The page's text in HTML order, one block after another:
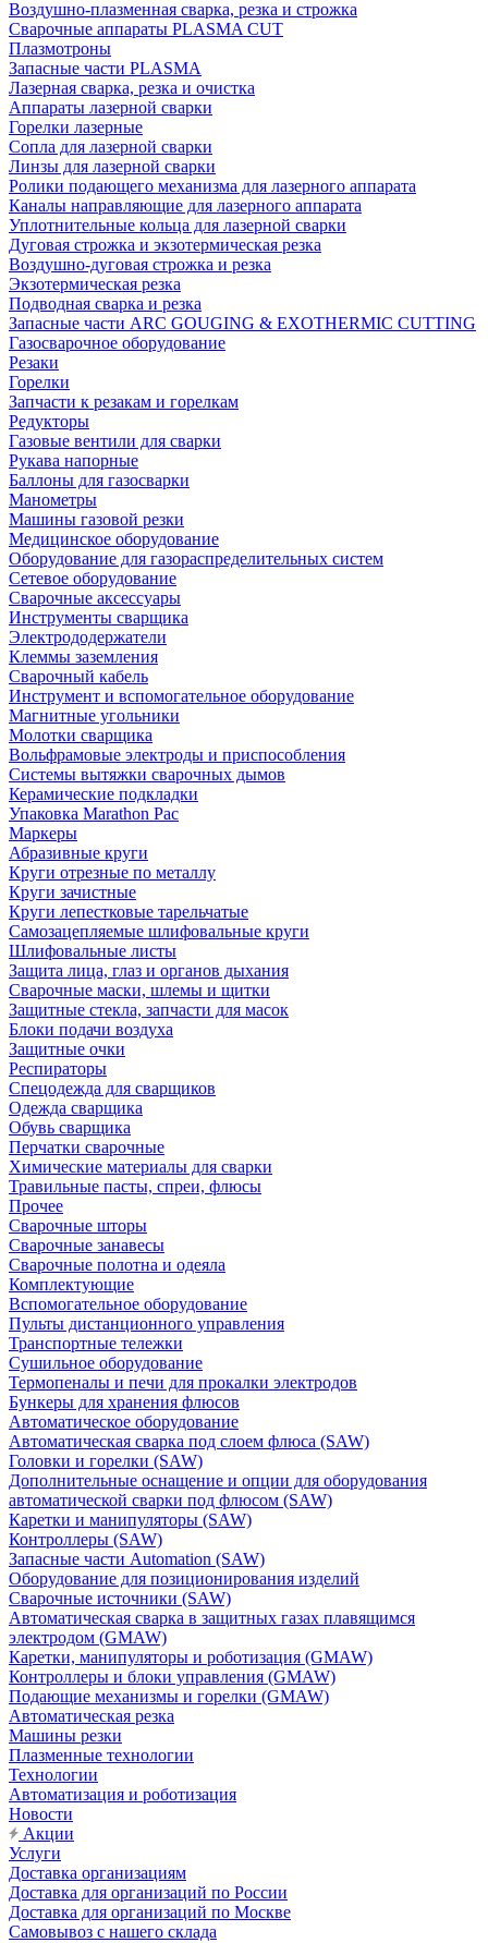
Воздушно-плазменная сварка, резка и строжка
Сварочные аппараты PLASMA CUT
Плазмотроны
Запасные части PLASMA
Лазерная сварка, резка и очистка
Аппараты лазерной сварки
Горелки лазерные
Сопла для лазерной сварки
Линзы для лазерной сварки
Ролики подающего механизма для лазерного аппарата
Каналы направляющие для лазерного аппарата
Уплотнительные кольца для лазерной сварки
Дуговая строжка и экзотермическая резка
Воздушно-дуговая строжка и резка
Экзотермическая резка
Подводная сварка и резка
Запасные части ARC GOUGING & EXOTHERMIC CUTTING
Газосварочное оборудование
Резаки
Горелки
Запчасти к резакам и горелкам
Редукторы
Газовые вентили для сварки
Рукава напорные
Баллоны для газосварки
Манометры
Машины газовой резки
Медицинское оборудование
Оборудование для газораспределительных систем
Сетевое оборудование
Сварочные аксессуары
Инструменты сварщика
Электрододержатели
Клеммы заземления
Сварочный кабель
Инструмент и вспомогательное оборудование
Магнитные угольники
Молотки сварщика
Вольфрамовые электроды и приспособления
Системы вытяжки сварочных дымов
Керамические подкладки
Упаковка Marathon Pac
Маркеры
Абразивные круги
Круги отрезные по металлу
Круги зачистные
Круги лепестковые тарельчатые
Самозацепляемые шлифовальные круги
Шлифовальные листы
Защита лица, глаз и органов дыхания
Сварочные маски, шлемы и щитки
Защитные стекла, запчасти для масок
Блоки подачи воздуха
Защитные очки
Респираторы
Спецодежда для сварщиков
Одежда сварщика
Обувь сварщика
Перчатки сварочные
Химические материалы для сварки
Травильные пасты, спреи, флюсы
Прочее
Сварочные шторы
Сварочные занавесы
Сварочные полотна и одеяла
Комплектующие
Вспомогательное оборудование
Пульты дистанционного управления
Транспортные тележки
Сушильное оборудование
Термопеналы и печи для прокалки электродов
Бункеры для хранения флюсов
Автоматическое оборудование
Автоматическая сварка под слоем флюса (SAW)
Головки и горелки (SAW)
Дополнительные оснащение и опции для оборудования
автоматической сварки под флюсом (SAW)
Каретки и манипуляторы (SAW)
Контроллеры (SAW)
Запасные части Automation (SAW)
Оборудование для позиционирования изделий
Сварочные источники (SAW)
Автоматическая сварка в защитных газах плавящимся
электродом (GMAW)
Каретки, манипуляторы и роботизация (GMAW)
Контроллеры и блоки управления (GMAW)
Подающие механизмы и горелки (GMAW)
Автоматическая резка
Машины резки
Плазменные технологии
Технологии
Автоматизация и роботизация
Новости
Акции
Услуги
Доставка организациям
Доставка для организаций по России
Доставка для организаций по Москве
Самовывоз с нашего склада